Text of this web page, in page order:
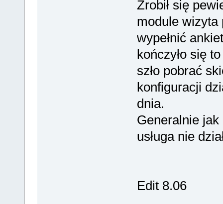
Zrobił się
module wizyta
wypełnić
kończyło się
szło pobrać
konfiguracji
dnia.
Generalnie
usługa nie
Edit 8.06